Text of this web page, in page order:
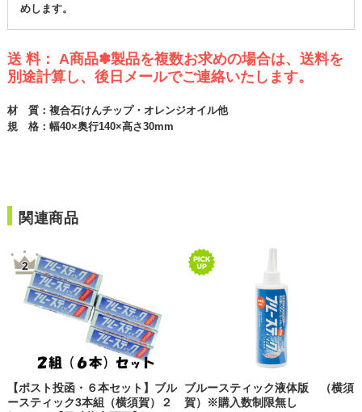
めします。
送 料： A商品✽製品を複数お求めの場合は、送料を
別途計算し、後日メールでご連絡いたします。
材 質：複合石けんチップ・オレンジオイル他
規 格：幅40×奥行140×高さ30mm
関連商品
【ポスト投函・６本セット】ブル
ースティック3本組（横須賀）２
ブルースティック液体版 （横須
賀）※購入数制限無し